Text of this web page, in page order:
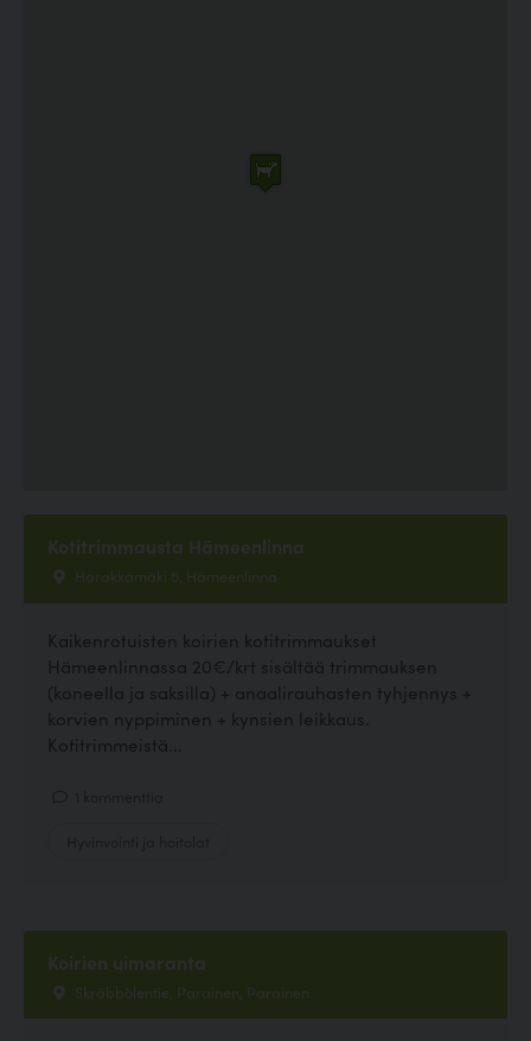
Kotitrimmausta Hämeenlinna
Harakkamäki 5, Hämeenlinna
Kaikenrotuisten koirien kotitrimmaukset
Hämeenlinnassa 20€/krt sisältää trimmauksen
(koneella ja saksilla) + anaalirauhasten tyhjennys +
korvien nyppiminen + kynsien leikkaus.
Kotitrimmeistä...
Koirien uimaranta
Skräbbölentie, Parainen, Parainen